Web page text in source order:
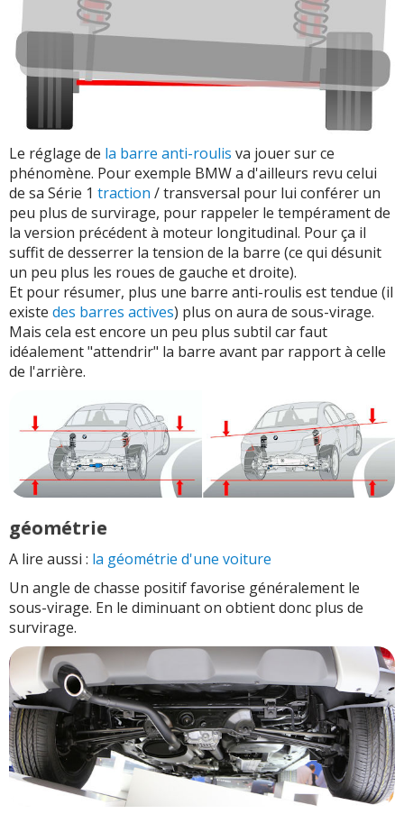
Le réglage de la barre anti-roulis va jouer sur ce
phénomène. Pour exemple BMW a d'ailleurs revu celui
de sa Série 1 traction / transversal pour lui conférer un
peu plus de survirage, pour rappeler le tempérament de
la version précédent à moteur longitudinal. Pour ça il
suffit de desserrer la tension de la barre (ce qui désunit
un peu plus les roues de gauche et droite).
Et pour résumer, plus une barre anti-roulis est tendue (il
existe des barres actives) plus on aura de sous-virage.
Mais cela est encore un peu plus subtil car faut
idéalement "attendrir" la barre avant par rapport à celle
de l'arrière.
géométrie
A lire aussi : la géométrie d'une voiture
Un angle de chasse positif favorise généralement le
sous-virage. En le diminuant on obtient donc plus de
survirage.